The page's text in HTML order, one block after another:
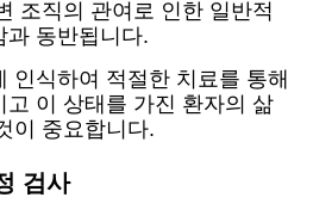
조직의 관여로 인한 일반적
과 동반됩니다.
인식하여 적절한 치료를 통해
고 이 상태를 가진 환자의 삶
이 중요합니다.
검사